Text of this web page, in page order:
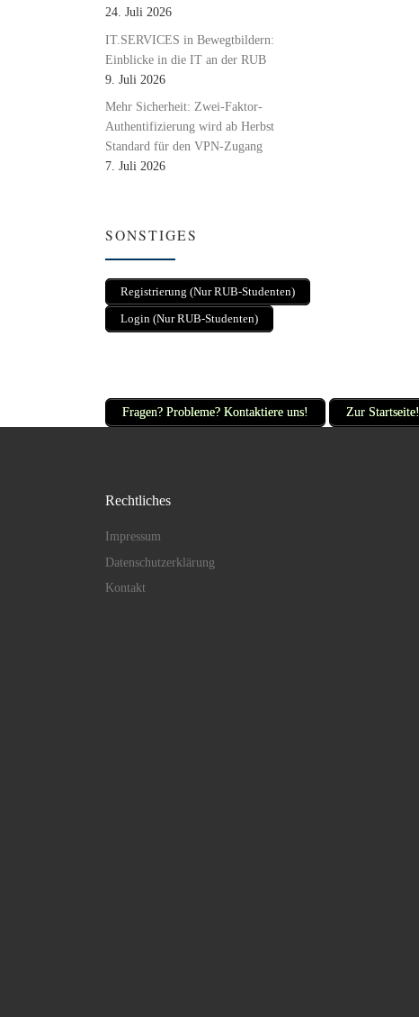
24. Juli 2026
IT.SERVICES in Bewegtbildern:
Einblicke in die IT an der RUB
9. Juli 2026
Mehr Sicherheit: Zwei-Faktor-
Authentifizierung wird ab Herbst
Standard für den VPN-Zugang
7. Juli 2026
SONSTIGES
Registrierung (Nur RUB-Studenten)
Login (Nur RUB-Studenten)
Fragen? Probleme? Kontaktiere uns! Zur Startseite!
Rechtliches
Impressum
Datenschutzerklärung
Kontakt